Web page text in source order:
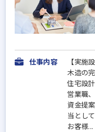
仕事内容
【実施
木造の
住宅設
営業職
資金提
当とし
お客様...